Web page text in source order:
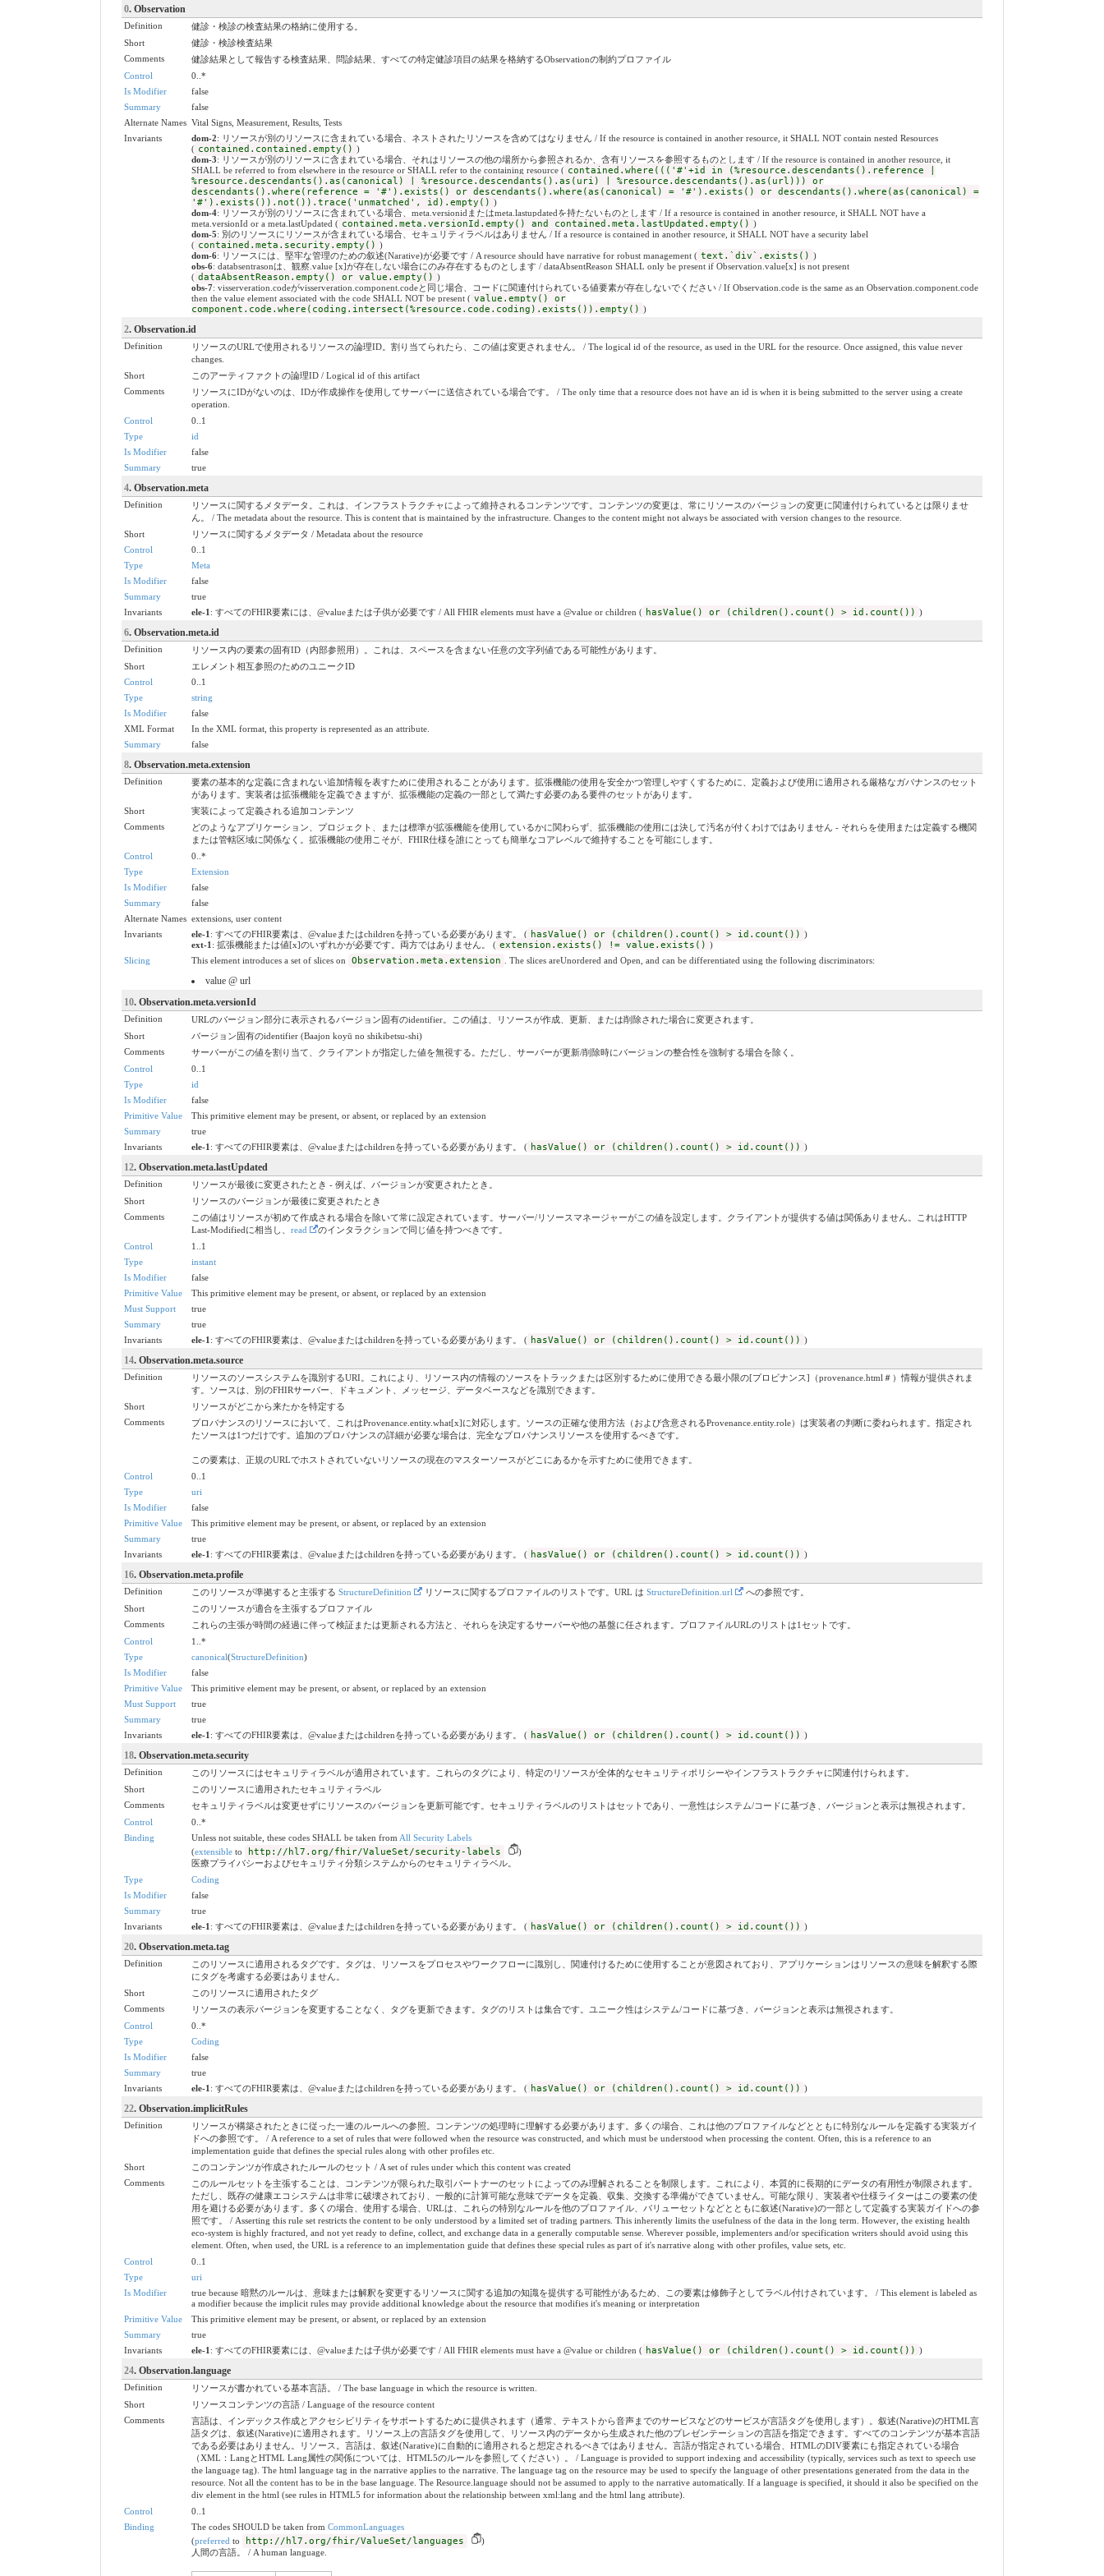
0. Observation
Definition
健診・検診の検査結果の格納に使用する。
Short
健診・検診検査結果
Comments
健診結果として報告する検査結果、問診結果、すべての特定健診項目の結果を格納するObservationの制約プロファイル
Control
0..*
Is Modifier
false
Summary
false
Alternate Names Vital Signs, Measurement, Results, Tests
Invariants
dom-2: リソースが別のリソースに含まれている場合、ネストされたリソースを含めてはなりません / If the resource is contained in another resource, it SHALL NOT contain nested Resources
( contained.contained.empty() )
dom-3: リソースが別のリソースに含まれている場合、それはリソースの他の場所から参照されるか、含有リソースを参照するものとします / If the resource is contained in another resource, it
SHALL be referred to from elsewhere in the resource or SHALL refer to the containing resource ( contained.where((('#'+id in (%resource.descendants().reference |
%resource.descendants().as(canonical) | %resource.descendants().as(uri) | %resource.descendants().as(url))) or
descendants().where(reference = '#').exists() or descendants().where(as(canonical) = '#').exists() or descendants().where(as(canonical) =
'#').exists()).not()).trace('unmatched', id).empty() )
dom-4: リソースが別のリソースに含まれている場合、meta.versionidまたはmeta.lastupdatedを持たないものとします / If a resource is contained in another resource, it SHALL NOT have a
meta.versionId or a meta.lastUpdated ( contained.meta.versionId.empty() and contained.meta.lastUpdated.empty() )
dom-5: 別のリソースにリソースが含まれている場合、セキュリティラベルはありません / If a resource is contained in another resource, it SHALL NOT have a security label
( contained.meta.security.empty() )
dom-6: リソースには、堅牢な管理のための叙述(Narative)が必要です / A resource should have narrative for robust management ( text.`div`.exists() )
obs-6: databsentrasonは、観察.value [x]が存在しない場合にのみ存在するものとします / dataAbsentReason SHALL only be present if Observation.value[x] is not present
( dataAbsentReason.empty() or value.empty() )
obs-7: visserveration.codeがvisserveration.component.codeと同じ場合、コードに関連付けられている値要素が存在しないでください / If Observation.code is the same as an Observation.component.code
then the value element associated with the code SHALL NOT be present ( value.empty() or
component.code.where(coding.intersect(%resource.code.coding).exists()).empty() )
2. Observation.id
Definition
リソースのURLで使用されるリソースの論理ID。割り当てられたら、この値は変更されません。 / The logical id of the resource, as used in the URL for the resource. Once assigned, this value never
changes.
Short
このアーティファクトの論理ID / Logical id of this artifact
Comments
リソースにIDがないのは、IDが作成操作を使用してサーバーに送信されている場合です。 / The only time that a resource does not have an id is when it is being submitted to the server using a create
operation.
Control
0..1
Type
id
Is Modifier
false
Summary
true
4. Observation.meta
Definition
リソースに関するメタデータ。これは、インフラストラクチャによって維持されるコンテンツです。コンテンツの変更は、常にリソースのバージョンの変更に関連付けられているとは限りませ
ん。 / The metadata about the resource. This is content that is maintained by the infrastructure. Changes to the content might not always be associated with version changes to the resource.
Short
リソースに関するメタデータ / Metadata about the resource
Control
0..1
Type
Meta
Is Modifier
false
Summary
true
Invariants
ele-1 : すべてのFHIR要素には、@valueまたは子供が必要です / All FHIR elements must have a @value or children ( hasValue() or (children().count() > id.count()) )
6. Observation.meta.id
Definition
リソース内の要素の固有ID（内部参照用）。これは、スペースを含まない任意の文字列値である可能性があります。
Short
エレメント相互参照のためのユニークID
Control
0..1
Type
string
Is Modifier
false
XML Format
In the XML format, this property is represented as an attribute.
Summary
false
8. Observation.meta.extension
Definition
要素の基本的な定義に含まれない追加情報を表すために使用されることがあります。拡張機能の使用を安全かつ管理しやすくするために、定義および使用に適用される厳格なガバナンスのセット
があります。実装者は拡張機能を定義できますが、拡張機能の定義の一部として満たす必要のある要件のセットがあります。
Short
実装によって定義される追加コンテンツ
Comments
どのようなアプリケーション、プロジェクト、または標準が拡張機能を使用しているかに関わらず、拡張機能の使用には決して汚名が付くわけではありません - それらを使用または定義する機関
または管轄区域に関係なく。拡張機能の使用こそが、FHIR仕様を誰にとっても簡単なコアレベルで維持することを可能にします。
Control
0..*
Type
Extension
Is Modifier
false
Summary
false
Alternate Names extensions, user content
Invariants
ele-1 : すべてのFHIR要素は、@valueまたはchildrenを持っている必要があります。 ( hasValue() or (children().count() > id.count()) )
ext-1 : 拡張機能または値[x]のいずれかが必要です。両方ではありません。 ( extension.exists() != value.exists() )
Slicing
This element introduces a set of slices on Observation.meta.extension . The slices areUnordered and Open, and can be differentiated using the following discriminators:
value @ url
10. Observation.meta.versionId
Definition
URLのバージョン部分に表示されるバージョン固有のidentifier。この値は、リソースが作成、更新、または削除された場合に変更されます。
Short
バージョン固有のidentifier (Baajon koyū no shikibetsu-shi)
Comments
サーバーがこの値を割り当て、クライアントが指定した値を無視する。ただし、サーバーが更新/削除時にバージョンの整合性を強制する場合を除く。
Control
0..1
Type
id
Is Modifier
false
Primitive Value
This primitive element may be present, or absent, or replaced by an extension
Summary
true
Invariants
ele-1 : すべてのFHIR要素は、@valueまたはchildrenを持っている必要があります。 ( hasValue() or (children().count() > id.count()) )
12. Observation.meta.lastUpdated
Definition
リソースが最後に変更されたとき - 例えば、バージョンが変更されたとき。
Short
リソースのバージョンが最後に変更されたとき
Comments
この値はリソースが初めて作成される場合を除いて常に設定されています。サーバー/リソースマネージャーがこの値を設定します。クライアントが提供する値は関係ありません。これはHTTP
Last-Modifiedに相当し、 read
のインタラクションで同じ値を持つべきです。
Control
1..1
Type
instant
Is Modifier
false
Primitive Value
This primitive element may be present, or absent, or replaced by an extension
Must Support
true
Summary
true
Invariants
ele-1 : すべてのFHIR要素は、@valueまたはchildrenを持っている必要があります。 ( hasValue() or (children().count() > id.count()) )
14. Observation.meta.source
Definition
リソースのソースシステムを識別するURI。これにより、リソース内の情報のソースをトラックまたは区別するために使用できる最小限の[プロビナンス]（provenance.html＃）情報が提供されま
す。ソースは、別のFHIRサーバー、ドキュメント、メッセージ、データベースなどを識別できます。
Short
リソースがどこから来たかを特定する
Comments
プロバナンスのリソースにおいて、これはProvenance.entity.what[x]に対応します。ソースの正確な使用方法（および含意されるProvenance.entity.role）は実装者の判断に委ねられます。指定され
たソースは1つだけです。追加のプロバナンスの詳細が必要な場合は、完全なプロバナンスリソースを使用するべきです。
この要素は、正規のURLでホストされていないリソースの現在のマスターソースがどこにあるかを示すために使用できます。
Control
0..1
Type
uri
Is Modifier
false
Primitive Value
This primitive element may be present, or absent, or replaced by an extension
Summary
true
Invariants
ele-1 : すべてのFHIR要素は、@valueまたはchildrenを持っている必要があります。 ( hasValue() or (children().count() > id.count()) )
16. Observation.meta.profile
Definition このリソースが準拠すると主張する StructureDefinition リソースに関するプロファイルのリストです。URL は StructureDefinition.url
への参照です。
Short
このリソースが適合を主張するプロファイル
Comments
これらの主張が時間の経過に伴って検証または更新される方法と、それらを決定するサーバーや他の基盤に任されます。プロファイルURLのリストは1セットです。
Control
1..*
Type
canonical(StructureDefinition)
Is Modifier
false
Primitive Value
This primitive element may be present, or absent, or replaced by an extension
Must Support
true
Summary
true
Invariants
ele-1 : すべてのFHIR要素は、@valueまたはchildrenを持っている必要があります。 ( hasValue() or (children().count() > id.count()) )
18. Observation.meta.security
Definition
このリソースにはセキュリティラベルが適用されています。これらのタグにより、特定のリソースが全体的なセキュリティポリシーやインフラストラクチャに関連付けられます。
Short
このリソースに適用されたセキュリティラベル
Comments
セキュリティラベルは変更せずにリソースのバージョンを更新可能です。セキュリティラベルのリストはセットであり、一意性はシステム/コードに基づき、バージョンと表示は無視されます。
Control
0..*
Binding
Unless not suitable, these codes SHALL be taken from All Security Labels
(extensibleto http://hl7.org/fhir/ValueSet/security-labels
)
医療プライバシーおよびセキュリティ分類システムからのセキュリティラベル。
Type
Coding
Is Modifier
false
Summary
true
Invariants
ele-1 : すべてのFHIR要素は、@valueまたはchildrenを持っている必要があります。 ( hasValue() or (children().count() > id.count()) )
20. Observation.meta.tag
Definition
このリソースに適用されるタグです。タグは、リソースをプロセスやワークフローに識別し、関連付けるために使用することが意図されており、アプリケーションはリソースの意味を解釈する際
にタグを考慮する必要はありません。
Short
このリソースに適用されたタグ
Comments
リソースの表示バージョンを変更することなく、タグを更新できます。タグのリストは集合です。ユニーク性はシステム/コードに基づき、バージョンと表示は無視されます。
Control
0..*
Type
Coding
Is Modifier
false
Summary
true
Invariants
ele-1 : すべてのFHIR要素は、@valueまたはchildrenを持っている必要があります。 ( hasValue() or (children().count() > id.count()) )
22. Observation.implicitRules
Definition
リソースが構築されたときに従った一連のルールへの参照。コンテンツの処理時に理解する必要があります。多くの場合、これは他のプロファイルなどとともに特別なルールを定義する実装ガイ
ドへの参照です。 / A reference to a set of rules that were followed when the resource was constructed, and which must be understood when processing the content. Often, this is a reference to an
implementation guide that defines the special rules along with other profiles etc.
Short
このコンテンツが作成されたルールのセット / A set of rules under which this content was created
Comments
このルールセットを主張することは、コンテンツが限られた取引パートナーのセットによってのみ理解されることを制限します。これにより、本質的に長期的にデータの有用性が制限されます。
ただし、既存の健康エコシステムは非常に破壊されており、一般的に計算可能な意味でデータを定義、収集、交換する準備ができていません。可能な限り、実装者や仕様ライターはこの要素の使
用を避ける必要があります。多くの場合、使用する場合、URLは、これらの特別なルールを他のプロファイル、バリューセットなどとともに叙述(Narative)の一部として定義する実装ガイドへの参
照です。 / Asserting this rule set restricts the content to be only understood by a limited set of trading partners. This inherently limits the usefulness of the data in the long term. However, the existing health
eco-system is highly fractured, and not yet ready to define, collect, and exchange data in a generally computable sense. Wherever possible, implementers and/or specification writers should avoid using this
element. Often, when used, the URL is a reference to an implementation guide that defines these special rules as part of it's narrative along with other profiles, value sets, etc.
Control
0..1
Type
uri
Is Modifier
true because 暗黙のルールは、意味または解釈を変更するリソースに関する追加の知識を提供する可能性があるため、この要素は修飾子としてラベル付けされています。 / This element is labeled as
a modifier because the implicit rules may provide additional knowledge about the resource that modifies it's meaning or interpretation
Primitive Value
This primitive element may be present, or absent, or replaced by an extension
Summary
true
Invariants
ele-1 : すべてのFHIR要素には、@valueまたは子供が必要です / All FHIR elements must have a @value or children ( hasValue() or (children().count() > id.count()) )
24. Observation.language
Definition
リソースが書かれている基本言語。 / The base language in which the resource is written.
Short
リソースコンテンツの言語 / Language of the resource content
Comments
言語は、インデックス作成とアクセシビリティをサポートするために提供されます（通常、テキストから音声までのサービスなどのサービスが言語タグを使用します）。叙述(Narative)のHTML言
語タグは、叙述(Narative)に適用されます。リソース上の言語タグを使用して、リソース内のデータから生成された他のプレゼンテーションの言語を指定できます。すべてのコンテンツが基本言語
である必要はありません。リソース。言語は、叙述(Narative)に自動的に適用されると想定されるべきではありません。言語が指定されている場合、HTMLのDIV要素にも指定されている場合
（XML：LangとHTML Lang属性の関係については、HTML5のルールを参照してください）。 / Language is provided to support indexing and accessibility (typically, services such as text to speech use
the language tag). The html language tag in the narrative applies to the narrative. The language tag on the resource may be used to specify the language of other presentations generated from the data in the
resource. Not all the content has to be in the base language. The Resource.language should not be assumed to apply to the narrative automatically. If a language is specified, it should it also be specified on the
div element in the html (see rules in HTML5 for information about the relationship between xml:lang and the html lang attribute).
Control
0..1
Binding
The codes SHOULD be taken from CommonLanguages
(preferred to http://hl7.org/fhir/ValueSet/languages
)
人間の言語。 / A human language.